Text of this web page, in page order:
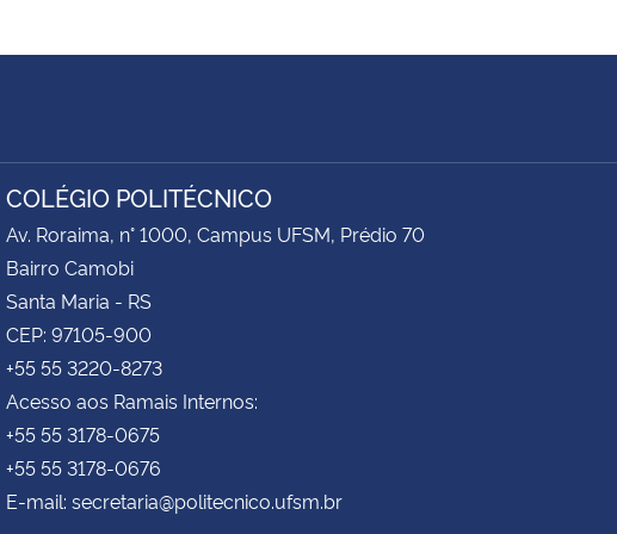
COLÉGIO POLITÉCNICO
Av. Roraima, n° 1000, Campus UFSM, Prédio 70
Bairro Camobi
Santa Maria - RS
CEP: 97105-900
+55 55 3220-8273
Acesso aos Ramais Internos:
+55 55 3178-0675
+55 55 3178-0676
E-mail: secretaria@politecnico.ufsm.br